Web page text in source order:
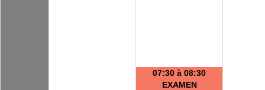
07:30 à 08:30
EXAMEN